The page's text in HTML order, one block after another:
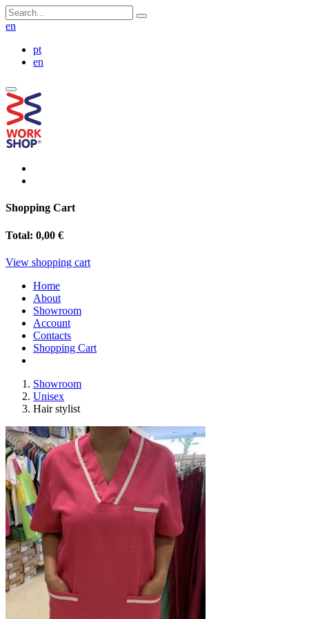
en
pt
en
Shopping Cart
Total: 0,00 €
View shopping cart
Home
About
Showroom
Account
Contacts
Shopping Cart
Showroom
Unisex
Hair stylist